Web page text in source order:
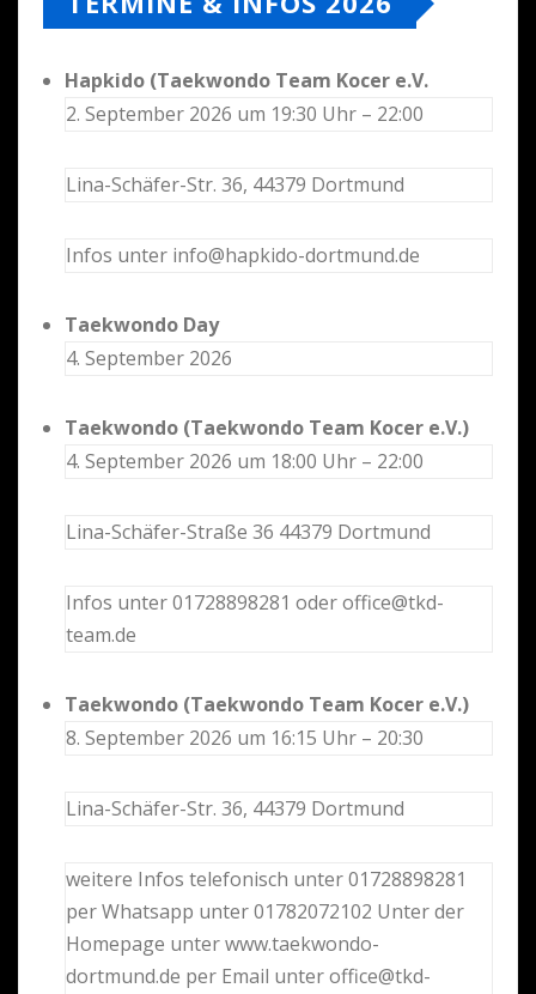
Hapkido (Taekwondo Team Kocer e.V.
2. September 2026 um 19:30 Uhr – 22:00
Lina-Schäfer-Str. 36, 44379 Dortmund
Infos unter info@hapkido-dortmund.de
Taekwondo Day
4. September 2026
Taekwondo (Taekwondo Team Kocer e.V.)
4. September 2026 um 18:00 Uhr – 22:00
Lina-Schäfer-Straße 36 44379 Dortmund
Infos unter 01728898281 oder office@tkd-
team.de
Taekwondo (Taekwondo Team Kocer e.V.)
8. September 2026 um 16:15 Uhr – 20:30
Lina-Schäfer-Str. 36, 44379 Dortmund
weitere Infos telefonisch unter 01728898281
per Whatsapp unter 01782072102 Unter der
Homepage unter www.taekwondo-
dortmund.de per Email unter office@tkd-